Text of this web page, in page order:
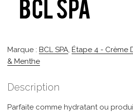
Marque : BCL SPA, Étape 4 - Crème
& Menthe
Description
Parfaite comme hydratant ou